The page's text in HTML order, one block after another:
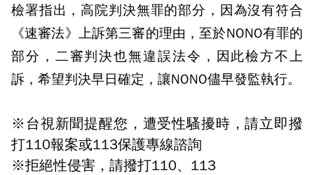
檢署指出，高院判決無罪的部分，因為沒有符合
《速審法》上訴第三審的理由，至於NONO有罪的
部分，二審判決也無違誤法令，因此檢方不上
訴，希望判決早日確定，讓NONO儘早發監執行。
※台視新聞提醒您，遭受性騷擾時，請立即撥
打110報案或113保護專線諮詢
※拒絕性侵害，請撥打110、113